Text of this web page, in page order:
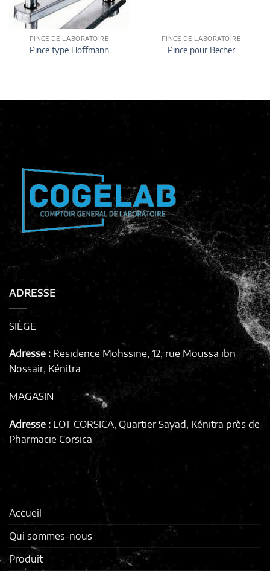
PINCE DE LABORATOIRE
Pince type Hoffmann
PINCE DE LABORATOIRE
Pince pour Becher
ADRESSE
SIÈGE
Adresse : Residence Mohssine, 12, rue Moussa ibn
Nossair, Kénitra
MAGASIN
Adresse : LOT CORSICA, Quartier Sayad, Kénitra près de
Pharmacie Corsica
Accueil
Qui sommes-nous
Produit